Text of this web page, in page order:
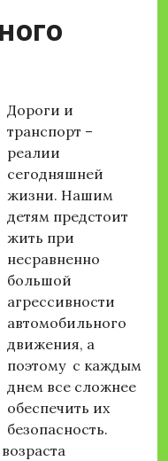
Дороги и
транспорт –
реалии
сегодняшней
жизни. Нашим
детям предстоит
жить при
несравненно
большой
агрессивности
автомобильного
движения, а
поэтому с каждым
днем все сложнее
обеспечить их
безопасность.